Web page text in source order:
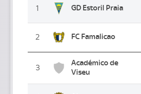
1 GD Estoril Praia
2 FC Famalicao
3
Académico de
Viseu